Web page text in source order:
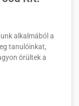
alkalmából a
tanulóinkat,
örültek a